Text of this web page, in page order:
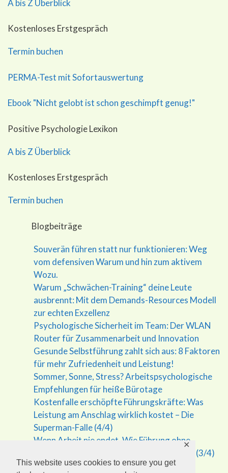
This website uses cookies to ensure you get
✕
A bis Z Überblick
Kostenloses Erstgespräch
Termin buchen
PERMA-Test mit Sofortauswertung
Ebook "Nicht gelobt ist schon geschimpft genug!"
Positive Psychologie Lexikon
A bis Z Überblick
Kostenloses Erstgespräch
Termin buchen
Blogbeiträge
Souverän führen statt nur funktionieren: Weg
vom defensiven Warum und hin zum aktivem
Wozu.
Warum „Schwächen-Training“ deine Leute
ausbrennt: Mit dem Demands-Resources Modell
zur echten Exzellenz
Psychologische Sicherheit im Team: Der WLAN
Router für Zusammenarbeit und Innovation
Gesunde Selbstführung zahlt sich aus: 8 Faktoren
für mehr Zufriedenheit und Leistung!
Sommer, Sonne, Stress? Arbeitspsychologische
Empfehlungen für heiße Bürotage
Kostenfalle erschöpfte Führungskräfte: Was
Leistung am Anschlag wirklich kostet – Die
Superman-Falle (4/4)
Wenn Arbeit nie endet. Wie Führung ohne
Grenzen krank macht – Die Superman Falle (3/4)